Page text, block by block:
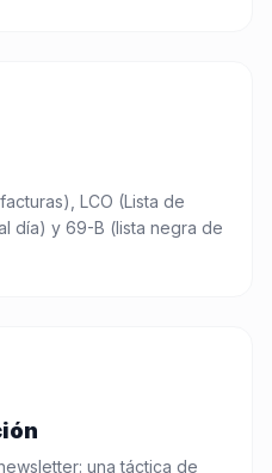
LCO (Lista de
día) y 69-B (lista negra de
una táctica de